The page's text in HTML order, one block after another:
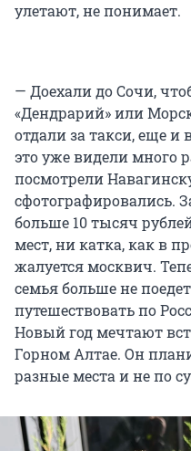
улетают, не понимает.
— Доехали до Сочи,
«Дендрарий» или
отдали за такси, еще и
это уже видели много
посмотрели
сфотографировались.
больше 10 тысяч
мест, ни катка, как в
жалуется москвич.
семья больше не
путешествовать по
Новый год мечтают
Горном Алтае. Он
разные места и не по